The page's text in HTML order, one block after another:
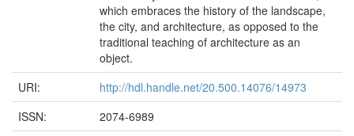
which embraces the history of the landscape,
the city, and architecture, as opposed to the
traditional teaching of architecture as an
object.
URI:
http://hdl.handle.net/20.500.14076/14973
ISSN:
2074-6989